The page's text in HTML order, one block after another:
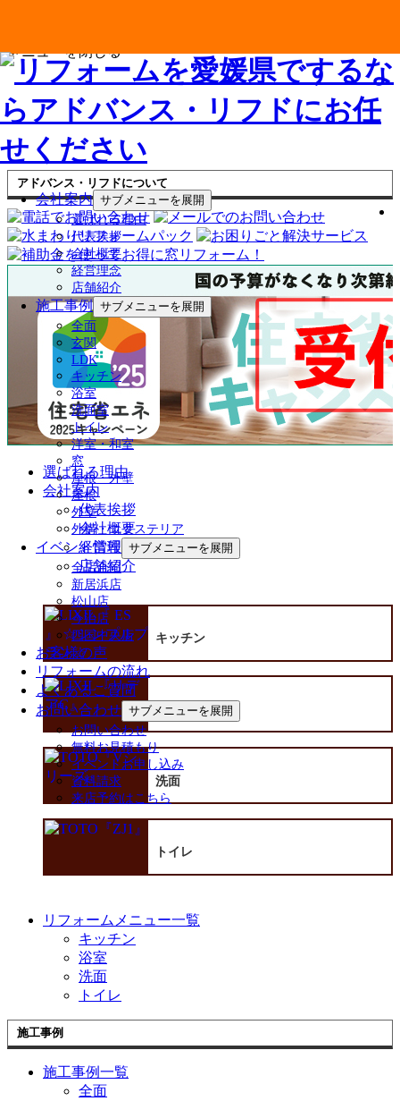
会社案内 サブメニューを展開
選ばれる理由
代表挨拶
会社概要
経営理念
店舗紹介
施工事例 サブメニューを展開
全面
玄関
LDK
キッチン
浴室
洗面室
トイレ
洋室・和室
窓
屋根・外壁
屋根
外壁
外構・エクステリア
イベント情報 サブメニューを展開
全店合同
新居浜店
松山店
今治店
四国中央店
お客様の声
リフォームの流れ
よくあるご質問
お問い合わせ サブメニューを展開
お問い合わせ
無料お見積もり
イベントお申し込み
資料請求
来店予約はこちら
メニューを閉じる
アドバンス・リフドについて
選ばれる理由
会社案内
代表挨拶
会社概要
経営理念
店舗紹介
キッチン
浴室
洗面
トイレ
リフォームメニュー一覧
キッチン
浴室
洗面
トイレ
施工事例
施工事例一覧
全面